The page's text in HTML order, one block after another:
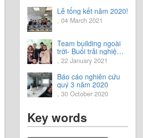
Lễ tổng kết năm 2020!
, 04 March 2021
Team building ngoài
trời- Buổi trải nghiệm
tuyệt vời.
, 22 January 2021
Báo cáo nghiên cứu
quý 3 năm 2020
, 30 October 2020
Key words